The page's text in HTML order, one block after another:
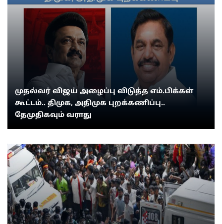
முதல்வர் விஜய் அழைப்பு விடுத்த எம்.பிக்கள்
கூட்டம்.. திமுக, அதிமுக புறக்கணிப்பு..
தேமுதிகவும் வராது